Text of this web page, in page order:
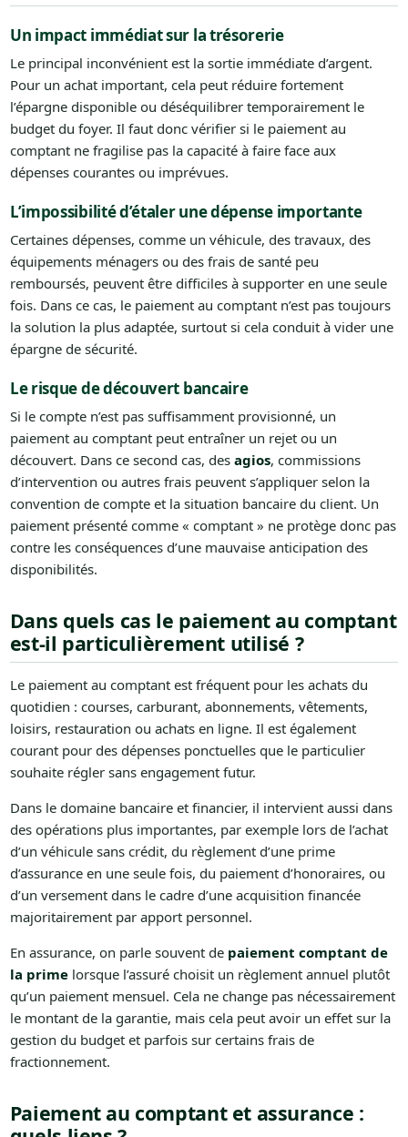
Un impact immédiat sur la trésorerie
Le principal inconvénient est la sortie immédiate d’argent.
Pour un achat important, cela peut réduire fortement
l’épargne disponible ou déséquilibrer temporairement le
budget du foyer. Il faut donc vérifier si le paiement au
comptant ne fragilise pas la capacité à faire face aux
dépenses courantes ou imprévues.
L’impossibilité d’étaler une dépense importante
Certaines dépenses, comme un véhicule, des travaux, des
équipements ménagers ou des frais de santé peu
remboursés, peuvent être difficiles à supporter en une seule
fois. Dans ce cas, le paiement au comptant n’est pas toujours
la solution la plus adaptée, surtout si cela conduit à vider une
épargne de sécurité.
Le risque de découvert bancaire
Si le compte n’est pas suffisamment provisionné, un
paiement au comptant peut entraîner un rejet ou un
découvert. Dans ce second cas, des agios, commissions
d’intervention ou autres frais peuvent s’appliquer selon la
convention de compte et la situation bancaire du client. Un
paiement présenté comme « comptant » ne protège donc pas
contre les conséquences d’une mauvaise anticipation des
disponibilités.
Dans quels cas le paiement au comptant
est-il particulièrement utilisé ?
Le paiement au comptant est fréquent pour les achats du
quotidien : courses, carburant, abonnements, vêtements,
loisirs, restauration ou achats en ligne. Il est également
courant pour des dépenses ponctuelles que le particulier
souhaite régler sans engagement futur.
Dans le domaine bancaire et financier, il intervient aussi dans
des opérations plus importantes, par exemple lors de l’achat
d’un véhicule sans crédit, du règlement d’une prime
d’assurance en une seule fois, du paiement d’honoraires, ou
d’un versement dans le cadre d’une acquisition financée
majoritairement par apport personnel.
En assurance, on parle souvent de paiement comptant de
la primelorsque l’assuré choisit un règlement annuel plutôt
qu’un paiement mensuel. Cela ne change pas nécessairement
le montant de la garantie, mais cela peut avoir un effet sur la
gestion du budget et parfois sur certains frais de
fractionnement.
Paiement au comptant et assurance :